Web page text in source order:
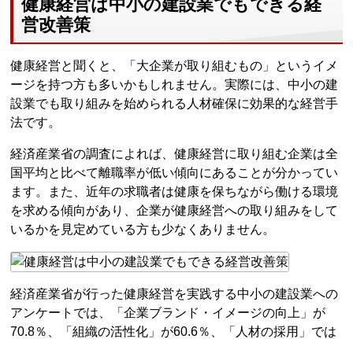
健康経営は中小の建設業でもできる経
営改善策
健康経営と聞くと、「大企業が取り組むもの」というイメ
ージを持つ方も多いかもしれません。実際には、中小の建
設業でも取り組みを始められる人材確保に効果的な経営手
法です。
経済産業省の調査によれば、健康経営に取り組む企業は全
国平均と比べて離職率が低い傾向にあることが分かってい
ます。また、近年の求職者は健康を保ちながら働ける環境
を求める傾向があり、企業が健康経営への取り組みをして
いるかを見定めている方も少なくありません。
経済産業省が行った健康経営を実践する中小の建設業への
アンケートでは、「企業ブランド・イメージの向上」が
70.8％、「組織の活性化」が60.6％、「人材の採用」では